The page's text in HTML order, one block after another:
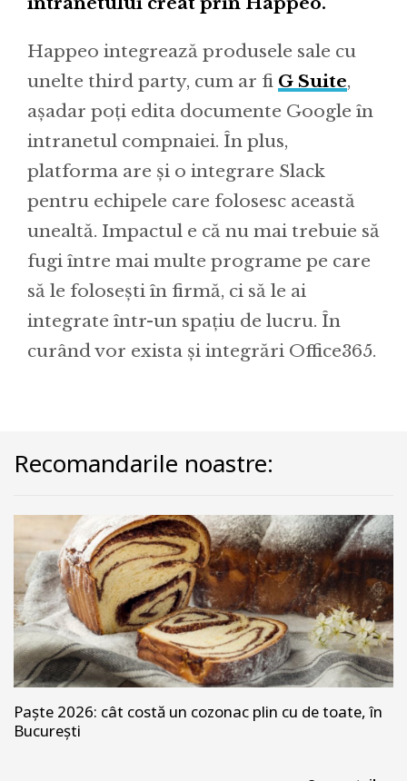
Happeo integrează produsele sale cu
unelte third party, cum ar fi G Suite,
așadar poți edita documente Google în
intranetul compnaiei. În plus,
platforma are și o integrare Slack
pentru echipele care folosesc această
unealtă. Impactul e că nu mai trebuie să
fugi între mai multe programe pe care
să le folosești în firmă, ci să le ai
integrate într-un spațiu de lucru. În
curând vor exista și integrări Office365.
Recomandarile noastre:
Paște 2026: cât costă un cozonac plin cu de toate, în
București